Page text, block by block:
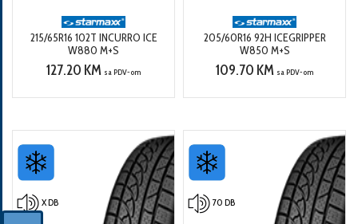
215/65R16 102T INCURRO ICE
W880 M+S
127.20 KM sa PDV-om
205/60R16 92H ICEGRIPPER
W850 M+S
109.70 KM sa PDV-om
X DB 70 DB